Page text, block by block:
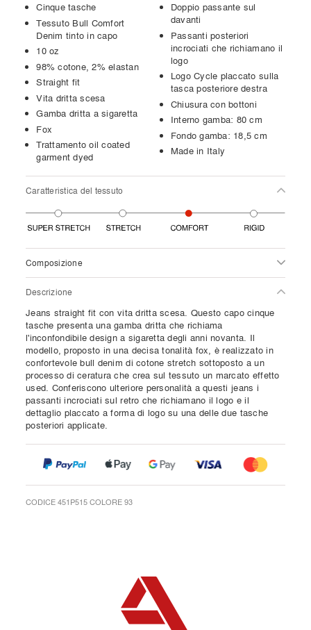
Cinque tasche
Tessuto Bull Comfort
Denim tinto in capo
10 oz
98% cotone, 2% elastan
Straight fit
Vita dritta scesa
Gamba dritta a sigaretta
Fox
Trattamento oil coated
garment dyed
Doppio passante sul
davanti
Passanti posteriori
incrociati che richiamano il
logo
Logo Cycle placcato sulla
tasca posteriore destra
Chiusura con bottoni
Interno gamba: 80 cm
Fondo gamba: 18,5 cm
Made in Italy
Caratteristica del tessuto
Composizione
Descrizione
Jeans straight fit con vita dritta scesa. Questo capo cinque
tasche presenta una gamba dritta che richiama
l'inconfondibile design a sigaretta degli anni novanta. Il
modello, proposto in una decisa tonalità fox, è realizzato in
confortevole bull denim di cotone stretch sottoposto a un
processo di ceratura che crea sul tessuto un marcato effetto
used. Conferiscono ulteriore personalità a questi jeans i
passanti incrociati sul retro che richiamano il logo e il
dettaglio placcato a forma di logo su una delle due tasche
posteriori applicate.
CODICE 451P515 COLORE 93